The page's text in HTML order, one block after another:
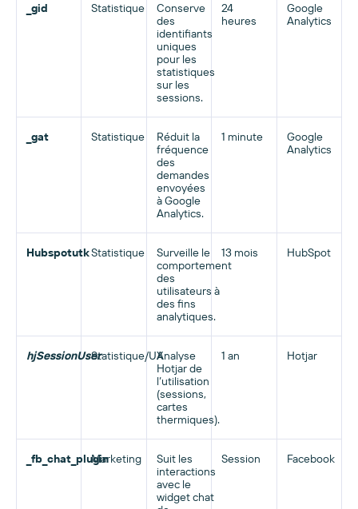
_gid Statistique
Conserve
des
identifiants
uniques
pour les
statistiques
sur les
sessions.
24
heures
Google
Analytics
_gat Statistique
Réduit la
fréquence
des
demandes
envoyées
à Google
Analytics.
1 minute
Google
Analytics
HubspotutkStatistique
Surveille le
comportement
des
utilisateurs à
des fins
analytiques.
13 mois HubSpot
hjSessionUserStatistique/UXAnalyse
Hotjar de
l’utilisation
(sessions,
cartes
thermiques).
1 an Hotjar
_fb_chat_pluginMarketing
Suit les
interactions
avec le
widget chat
Session Facebook